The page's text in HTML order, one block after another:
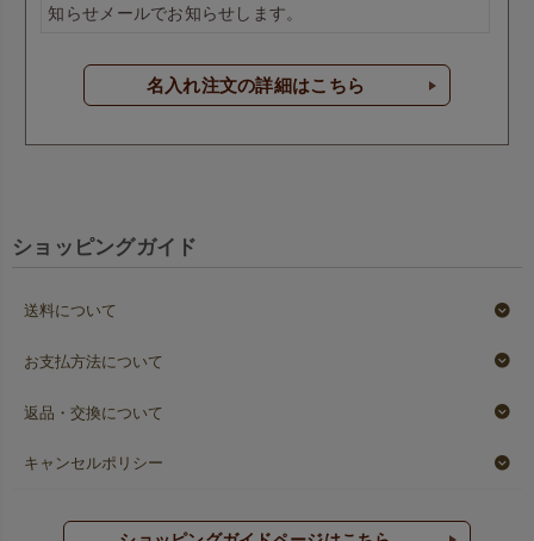
知らせメールでお知らせします。
名入れ注文の詳細はこちら
ショッピングガイド
送料について
お支払方法について
返品・交換について
キャンセルポリシー